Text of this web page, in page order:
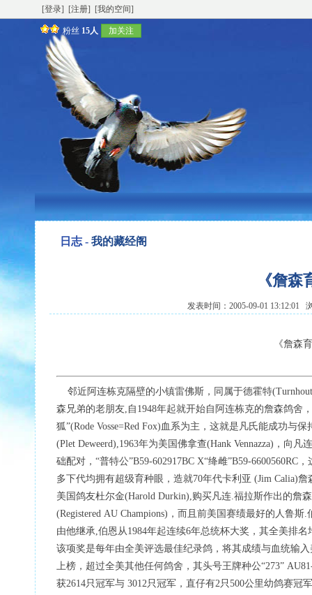
[登录] [注册] [我的空间]
粉丝 15人 加关注
日志 - 我的藏经阁
《詹
发表时间：2005-09-01 13:12:01
《詹森
邻近阿连栋克隔壁的小镇雷佛斯，同属于德霍特
森兄弟的老朋友,自1948年起就开始自阿连栋克的詹森鸽舍
狐”(Rode Vosse=Red Fox)血系为主，这就是凡氏能成功与
(Plet Deweerd),1963年为美国佛拿查(Hank Vennazza)，向
础配对，“普特公”B59-602917BC X“绛雌”B59-
多下代均拥有超级育种眼，造就70年代卡利亚 (Jim Calia)
美国鸽友杜尔金(Harold Durkin),购买凡连.福拉斯作出的詹
(Registered AU Champions)，而且前美国赛绩最好的人鲁
由他继承,伯恩从1984年起连续6年总统杯大奖，其全美排
该项奖是每年由全美评选最佳纪录鸽，将其成绩与血统输
上榜，超过全美其他任何鸽舍，其头号王牌种公“273”
获2614只冠军与 3012只冠军，直仔有2只500公里幼鸽赛